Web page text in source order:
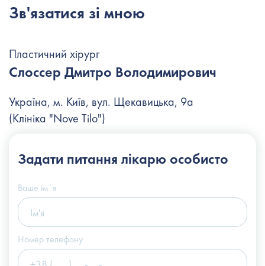
Зв'язатися зі мною
Пластичний хірург
Слоссер Дмитро Володимирович
Україна, м. Київ, вул. Щекавицька, 9а
(Клініка "Nove Tilo")
+38 (066) 122-6-111
info@slosser.com.ua
Задати питання лікарю особисто
Ваше імʼя
Номер телефону